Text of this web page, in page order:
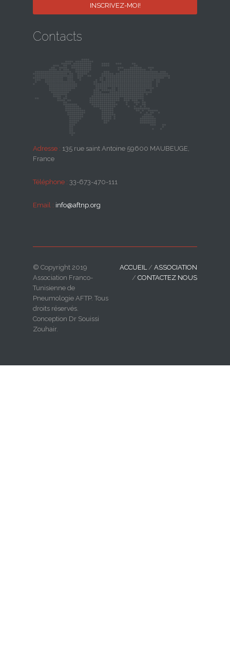
Contacts
Adresse : 135 rue saint Antoine 59600 MAUBEUGE,
France
Téléphone : 33-673-470-111
Email : info@aftnp.org
© Copyright 2019
Association Franco-
Tunisienne de
Pneumologie AFTP. Tous
droits réservés.
Conception Dr Souissi
Zouhair.
ACCUEIL/ ASSOCIATION
/ CONTACTEZ NOUS